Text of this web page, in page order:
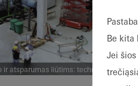
ir atsparumas liūtims: technologijų
Be kita
Jei